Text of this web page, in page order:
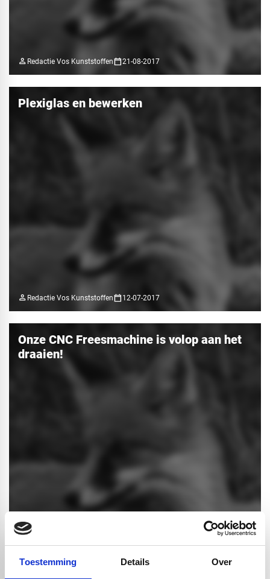
Toestemming Details Over
person Redactie Vos Kunststoffencalendar_today21-08-2017
Plexiglas en bewerken
person Redactie Vos Kunststoffencalendar_today 12-07-2017
Onze CNC Freesmachine is volop aan het
draaien!
personRedactie Vos Kunststoffen